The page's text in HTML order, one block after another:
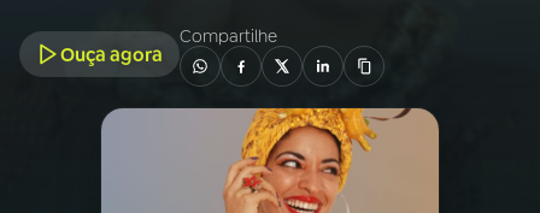
Ouça agora
Compartilhe